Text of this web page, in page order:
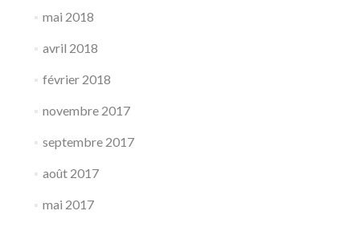
mai 2018
avril 2018
février 2018
novembre 2017
septembre 2017
août 2017
mai 2017